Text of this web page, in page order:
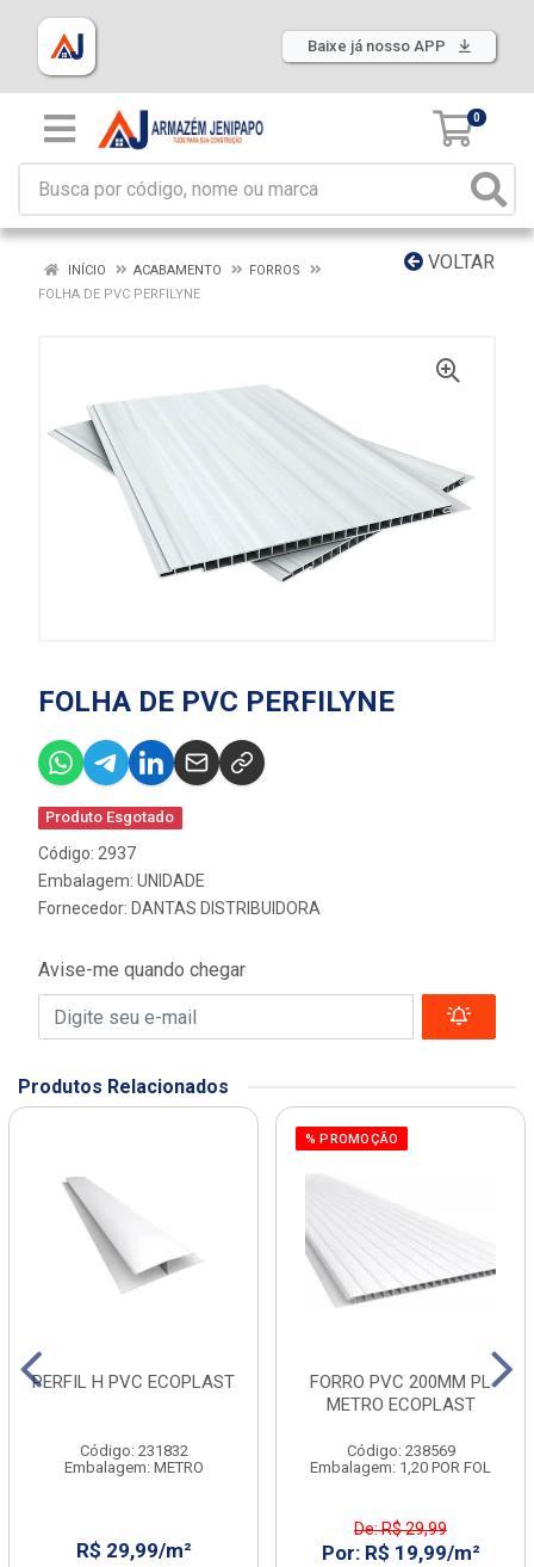
Baixe já nosso APP
0
VOLTAR
INÍCIO ACABAMENTO
FORROS
FOLHA DE PVC PERFILYNE
FOLHA DE PVC PERFILYNE
Produto Esgotado
Código: 2937
Embalagem: UNIDADE
Fornecedor: DANTAS DISTRIBUIDORA
Avise-me quando chegar
Produtos Relacionados
PERFIL H PVC ECOPLAST
Código: 231832
Embalagem: METRO
R$ 29,99/m²
% PROMOÇÃO
FORRO PVC 200MM PL
METRO ECOPLAST
Código: 238569
Embalagem: 1,20 POR FOL
De: R$ 29,99
Por: R$ 19,99/m²